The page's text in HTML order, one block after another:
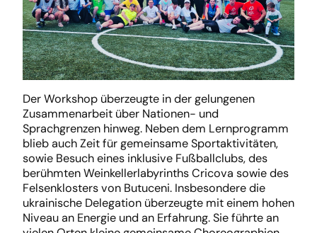
Der Workshop überzeugte in der gelungenen
Zusammenarbeit über Nationen- und
Sprachgrenzen hinweg. Neben dem Lernprogramm
blieb auch Zeit für gemeinsame Sportaktivitäten,
sowie Besuch eines inklusive Fußballclubs, des
berühmten Weinkellerlabyrinths Cricova sowie des
Felsenklosters von Butuceni. Insbesondere die
ukrainische Delegation überzeugte mit einem hohen
Niveau an Energie und an Erfahrung. Sie führte an